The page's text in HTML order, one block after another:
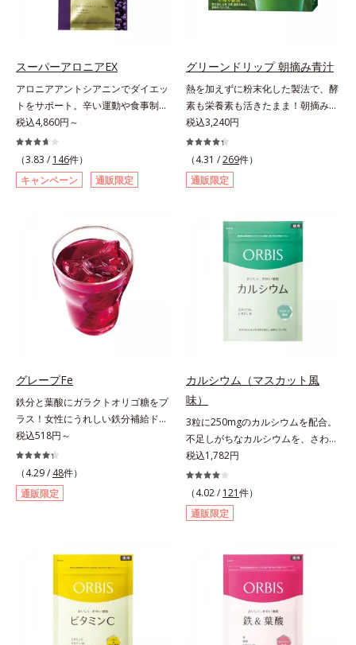
な不快感やストレスは無し！ 時短
ケアにもなるため、忙しい方にもお
に早速、毎日2粒（目安）の新習慣
を始めましょう。* 紫外線などによ
り失われるビタミンCを中心とした
栄養成分の補給
とすっきりとした酸味が特徴の「ゆ
「マスカット風味」、ピーチの甘い
香りと爽やかな甘味が楽しめる「ピ
ーチ風味」の3種のフレーバーをご
用意。その日の気分に合わせてチョ
イスできるから、より飽きにくく、
水なしで飲めるから、毎日手軽にお
いしく続けられます。*1 販売商品
として。*2 許可表示：本品に含ま
め、肌の乾燥が気になる方に適して
スーパーアロニアEX
アロニアアントシアニンでダイエッ
トをサポート。辛い運動や食事制限
に立ち向かう、大人の“燃える気持
ち”を応援。年齢を重ねるほど、ダ
イエットが続かないと感じる方に。
チョークベリーとも呼ばれる東欧産
の健康果実アロニアの、アロニアア
トする、ダイエットサポートサプリ
メントです。アロニアを研究し続け
てきたオルビスが高品質のアロニア
にこだわり、その特有成分を抽出。
安定して一定量配合できるよう、規
格化しました。オルビスのアロニア
シリーズNo.1の配合量を誇る、ア
有。さらに年齢ダイエッターをサポ
ートする成分として、研究チームが
400種以上の植物エキスを試してた
どり着いたオリーブ葉エキスと、古
くからぽかぽか成分として重宝され
てきたブラックジンジャー、ケイヒ
も配合しました。大人のやる気を燃
やし、年齢ダイエットを熱く応援し
ン30mgが含有されています（2粒
税込4,860円～
（3.83 / 146件）
キャンペーン
通販限定
グリーンドリップ 朝摘み青汁
熱を加えずに粉末化した製法で、酵
素も栄養素も活きたまま！朝摘みの
すっきり飲みやすい青汁。朝摘んだ
ばかりの大麦若葉を熱をかけない製
法で、酵素や50種類以上の栄養素を
活きたまま粉末化した青汁です。酵
素が活きているので、加熱したもの
く、スッキリとした味わいに仕上が
りました。圧縮しているため栄養成
分の細胞壁が壊れ、吸収されやすい
状態に。固い繊維は取り除き、ぎゅ
っと搾り取った貴重なエキスのみを
使用しています。
税込3,240円
（4.31 /269件）
通販限定
グレープFe
鉄分と葉酸にガラクトオリゴ糖をプ
ラス！女性にうれしい鉄分補給ドリ
ンク。1本に、ほうれん草約2.1束分
(*)の鉄分と、葉酸とガラクトオリゴ
糖を配合した、飲みやすい鉄分補給
ドリンクです。女性特有の周期をラ
クにサポートする3つの成分を凝縮
に必要な鉄分の不足分を効率よく1
本で補給できます。赤ブドウと白ブ
ドウの果汁をすっきり飲みやすくブ
レンド。フレッシュな味なので、ゴ
クゴク飲めるおいしさです。* 「五
訂増補日本食品標準成分表2020」
税込518円～
（4.29 / 48件）
通販限定
カルシウム（マスカット風
味）
3粒に250mgのカルシウムを配合。
不足しがちなカルシウムを、さわや
かな甘さのマスカット風味で。3粒
にお魚約4.5尾分（*1）のカルシウ
ムを配合したタブレット。どんどん
不足していくカルシウムを、手軽に
おいしくチャージできる、さわやか
「五訂増補日本食品標準成分表
2010」より、さんま（生）1尾
175gとして可食部換算した場合。
税込1,782円
（4.02 / 121件）
通販限定